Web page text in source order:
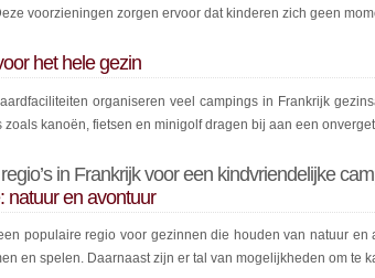
voorzieningen zorgen ervoor dat kinderen zich geen
het hele gezin
organiseren veel campings in Frankrijk
zoals kanoën, fietsen en minigolf dragen bij aan een
in Frankrijk voor een kindvriendelijke
natuur en avontuur
populaire regio voor gezinnen die houden van natuur
en spelen. Daarnaast zijn er tal van mogelijkheden om te